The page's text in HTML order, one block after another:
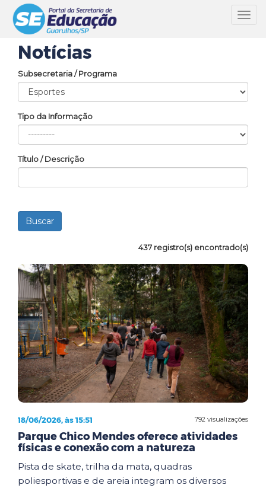
Notícias
Subsecretaria / Programa
Tipo da Informação
Título / Descrição
437 registro(s) encontrado(s)
792 visualizações
18/06/2026, às 15:51
Parque Chico Mendes oferece atividades
físicas e conexão com a natureza
Pista de skate, trilha da mata, quadras
poliesportivas e de areia integram os diversos